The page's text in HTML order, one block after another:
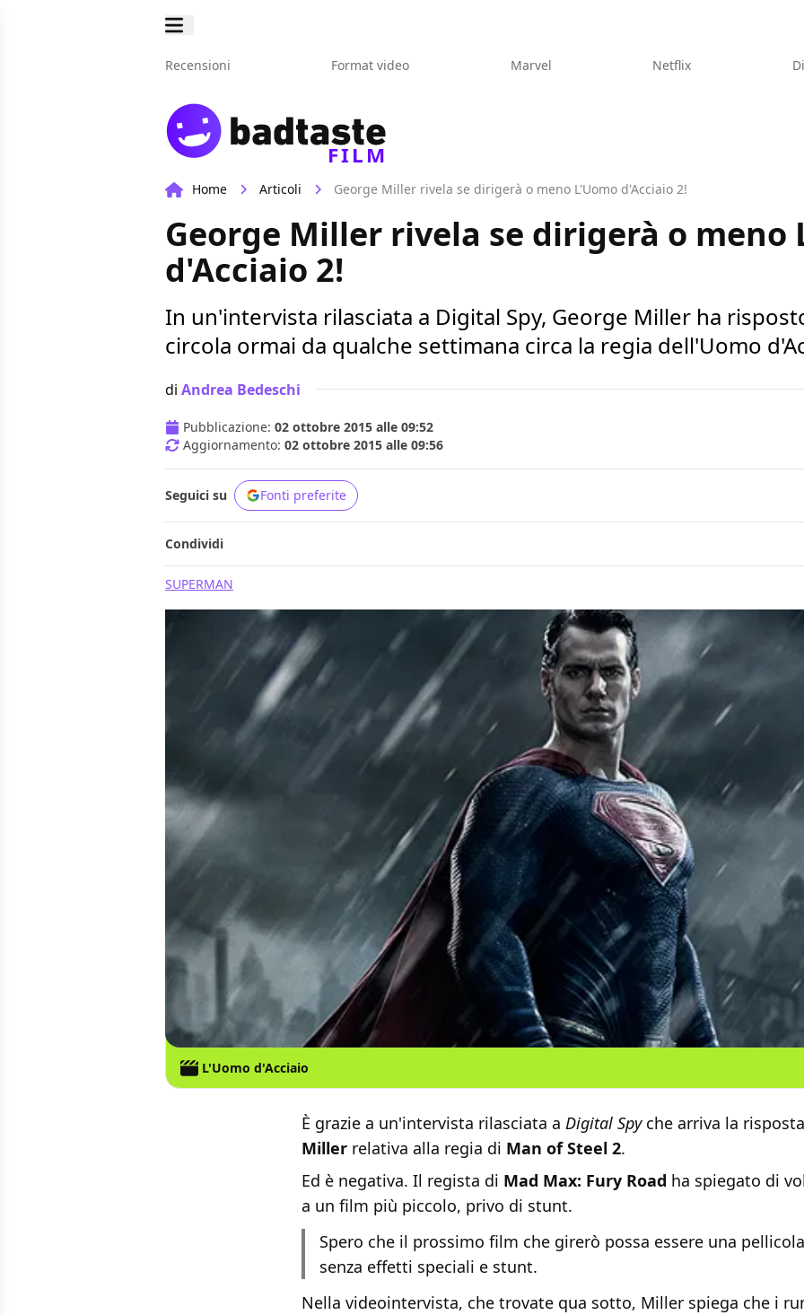
Recensioni Format video Marvel Netflix
FILM
Home Articoli George Miller rivela se dirigerà o meno L'Uomo d'Acciaio 2!
George Miller rivela se dirigerà o meno
d'Acciaio 2!
In un'intervista rilasciata a Digital Spy, George Miller ha
circola ormai da qualche settimana circa la regia dell'Uomo
di Andrea Bedeschi
Pubblicazione: 02 ottobre 2015 alle 09:52
Aggiornamento: 02 ottobre 2015 alle 09:56
Seguici su Fonti preferite
Condividi
SUPERMAN
L'Uomo d'Acciaio
È grazie a un'intervista rilasciata a Digital Spyche arriva la
Miller relativa alla regia di Man of Steel 2.
Ed è negativa. Il regista di Mad Max: Fury Road ha spiegato di
a un film più piccolo, privo di stunt.
Spero che il prossimo film che girerò possa essere una
senza effetti speciali e stunt.
Nella videointervista, che trovate qua sotto, Miller spiega che i